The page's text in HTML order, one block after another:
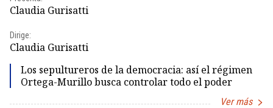
Claudia Gurisatti
Dirige:
Claudia Gurisatti
Los sepultureros de la democracia: así el régimen
Ortega-Murillo busca controlar todo el poder
Ver más